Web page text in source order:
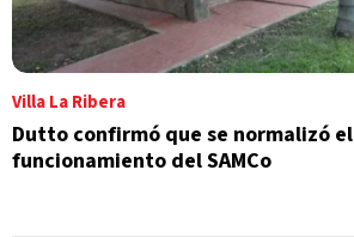
Villa La Ribera
Dutto confirmó que se normalizó el
funcionamiento del SAMCo